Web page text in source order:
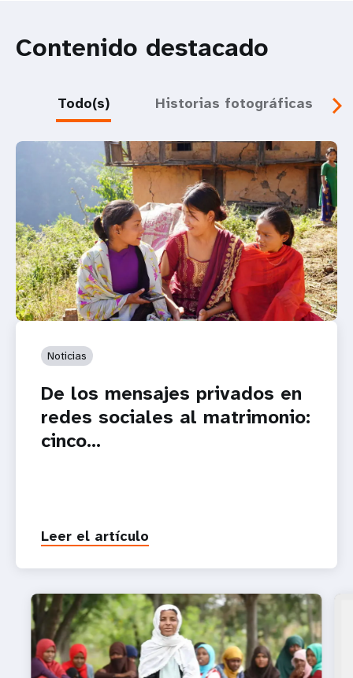
Contenido destacado
Todo(s) Historias fotográficas
Noticias
De los mensajes privados en
redes sociales al matrimonio:
cinco...
Leer el artículo